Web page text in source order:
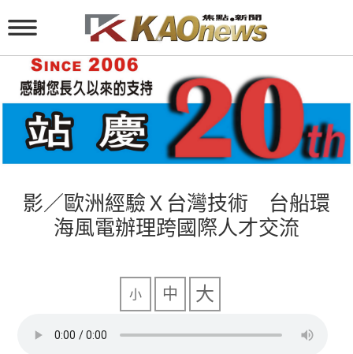
影／歐洲經驗Ｘ台灣技術 台船環
海風電辦理跨國際人才交流
小 中 大